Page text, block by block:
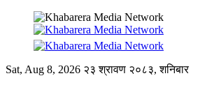
Sat, Aug 8, 2026 २३ श्रावण २०८३, शनिबार